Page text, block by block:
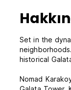
Set in the
historical
Nomad